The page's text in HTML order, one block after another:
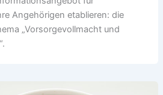
Angehörigen etablieren: die
„Vorsorgevollmacht und